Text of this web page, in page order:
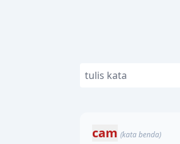
cam (kata benda)